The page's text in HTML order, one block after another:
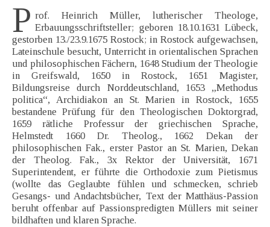
P rof. Heinrich Müller, lutherischer Theologe,
Erbauungsschriftsteller; geboren 18.10.1631 Lübeck,
gestorben 13./23.9.1675 Rostock; in Rostock aufgewachsen,
Lateinschule besucht, Unterricht in orientalischen Sprachen
und philosophischen Fächern, 1648 Studium der Theologie
in Greifswald, 1650 in Rostock, 1651 Magister,
Bildungsreise durch Norddeutschland, 1653 „Methodus
politica“, Archidiakon an St. Marien in Rostock, 1655
bestandene Prüfung für den Theologischen Doktorgrad,
1659 rätliche Professur der griechischen Sprache,
Helmstedt 1660 Dr. Theolog., 1662 Dekan der
philosophischen Fak., erster Pastor an St. Marien, Dekan
der Theolog. Fak., 3x Rektor der Universität, 1671
Superintendent, er führte die Orthodoxie zum Pietismus
(wollte das Geglaubte fühlen und schmecken, schrieb
Gesangs- und Andachtsbücher, Text der Matthäus-Passion
beruht offenbar auf Passionspredigten Müllers mit seiner
bildhaften und klaren Sprache.